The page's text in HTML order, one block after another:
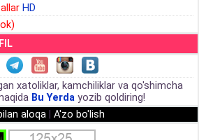
HD
xatoliklar, kamchiliklar va qo'shimcha
Bu Yerdayozib qoldiring!
aloqa
A'zo bo'lish